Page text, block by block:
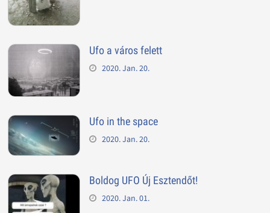
Ufo a város felett
2020. Jan. 20.
Ufo in the space
2020. Jan. 20.
Boldog UFO Új Esztendőt!
2020. Jan. 01.